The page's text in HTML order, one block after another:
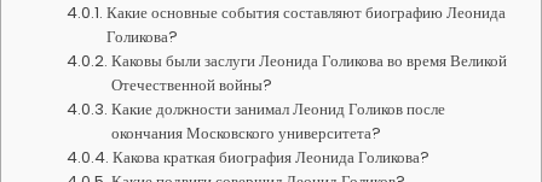
Какие основные события составляют биографию Леонида
Голикова?
Каковы были заслуги Леонида Голикова во время Великой
Отечественной войны?
Какие должности занимал Леонид Голиков после
окончания Московского университета?
Какова краткая биография Леонида Голикова?